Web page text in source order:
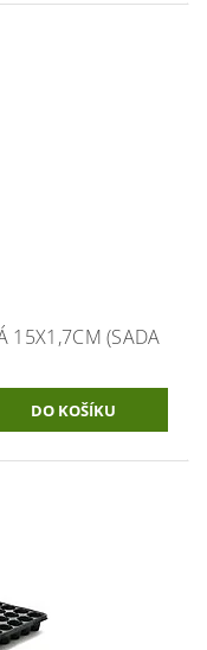
15X1,7CM (SADA